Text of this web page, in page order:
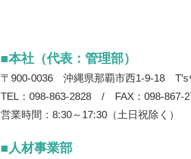
■本社（代表：管理部）
〒900-0036 沖縄県那覇市西1-9-18 T's
TEL：098-863-2828 / FAX：098-867-
営業時間：8:30～17:30（土日祝除く）
■人材事業部